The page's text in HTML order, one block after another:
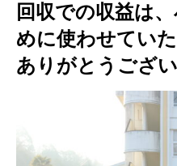
回収での収益は
めに使わせてい
ありがとうござい